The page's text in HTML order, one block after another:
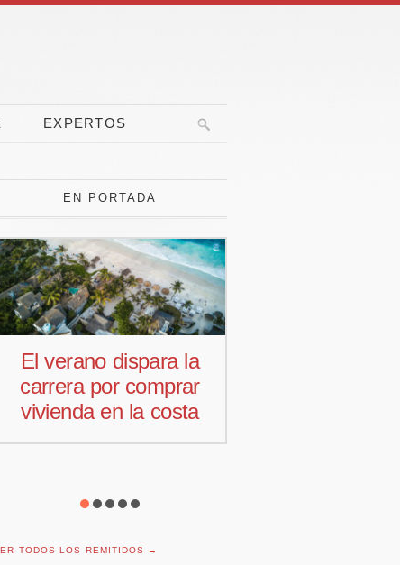
EXPERTOS
EN PORTADA
El verano dispara la
carrera por comprar
vivienda en la costa
TODOS LOS REMITIDOS →